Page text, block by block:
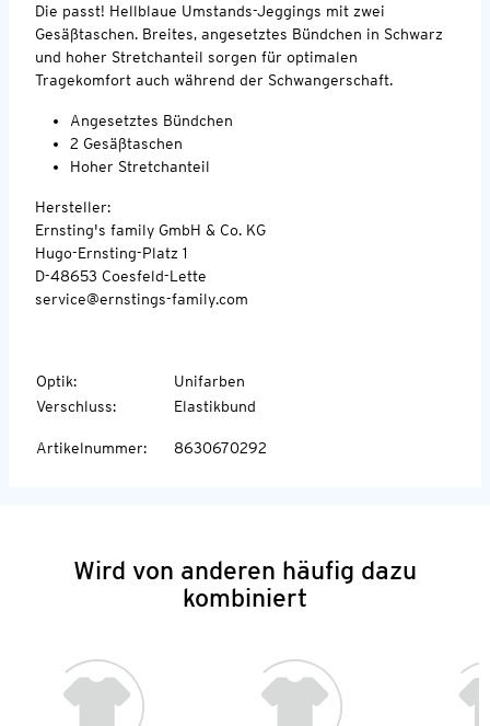
Die passt! Hellblaue Umstands-Jeggings mit zwei
Gesäßtaschen. Breites, angesetztes Bündchen in Schwarz
und hoher Stretchanteil sorgen für optimalen
Tragekomfort auch während der Schwangerschaft.
Angesetztes Bündchen
2 Gesäßtaschen
Hoher Stretchanteil
Hersteller:
Ernsting's family GmbH & Co. KG
Hugo-Ernsting-Platz 1
D-48653 Coesfeld-Lette
service@ernstings-family.com
Optik:
Unifarben
Verschluss: Elastikbund
Artikelnummer: 8630670292
Wird von anderen häufig dazu
kombiniert